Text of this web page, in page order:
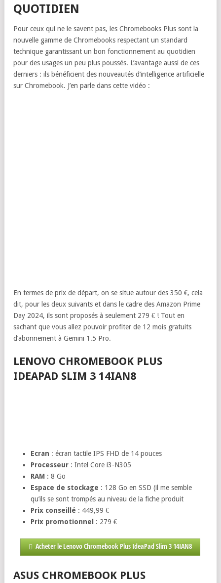
QUOTIDIEN
Pour ceux qui ne le savent pas, les Chromebooks Plus sont la
nouvelle gamme de Chromebooks respectant un standard
technique garantissant un bon fonctionnement au quotidien
pour des usages un peu plus poussés. L’avantage aussi de ces
derniers : ils bénéficient des nouveautés d’intelligence artificielle
sur Chromebook. J’en parle dans cette vidéo :
En termes de prix de départ, on se situe autour des 350 €, cela
dit, pour les deux suivants et dans le cadre des Amazon Prime
Day 2024, ils sont proposés à seulement 279 € ! Tout en
sachant que vous allez pouvoir profiter de 12 mois gratuits
d’abonnement à Gemini 1.5 Pro.
LENOVO CHROMEBOOK PLUS
IDEAPAD SLIM 3 14IAN8
Ecran : écran tactile IPS FHD de 14 pouces
Processeur : Intel Core i3-N305
RAM : 8 Go
Espace de stockage : 128 Go en SSD (il me semble
qu’ils se sont trompés au niveau de la fiche produit
Prix conseillé : 449,99 €
Prix promotionnel
: 279 €
Acheter le Lenovo Chromebook Plus IdeaPad Slim 3 14IAN8
ASUS CHROMEBOOK PLUS